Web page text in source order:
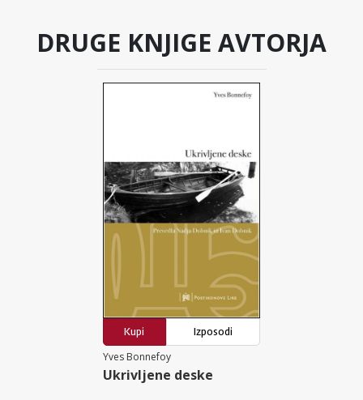
DRUGE KNJIGE AVTORJA
Kupi
Izposodi
Yves Bonnefoy
Ukrivljene deske